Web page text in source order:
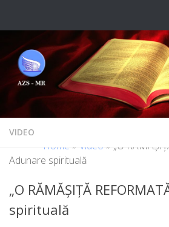
VIDEO
Home » Video » „O
Adunare spirituală
„O RĂMĂȘIȚĂ
spirituală